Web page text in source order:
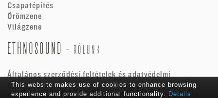
Csapatépítés
Örömzene
Világzene
ETHNOSOUND - RÓLUNK
Általános szerződési feltételek és adatvédelmi
tájékoztató
This website makes use of cookies to enhance browsing
experience and provide additional functionality. Details